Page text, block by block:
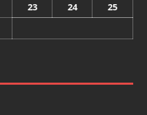
23 24
25